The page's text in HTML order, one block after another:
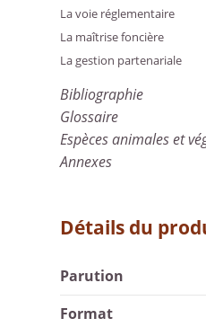
La voie réglementaire
La maîtrise foncière
La gestion partenariale
Bibliographie
Glossaire
Espèces animales et
Annexes
Détails du
Parution
Format